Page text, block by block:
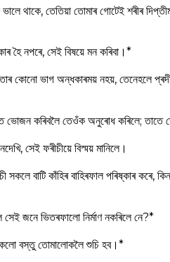
থাকে, তেতিয়া তোমাৰ গোটেই শৰীৰ
হৈ নপৰে, সেই বিষয়ে মন কৰিবা।*
কোনো ভাগ অন্ধকাৰময় নহয়, তেনেহলে
ভোজন কৰিবলৈ তেওঁক অনুৰোধ কৰিলে; তাতে
সেই ফৰীচীয়ে বিস্ময় মানিলে।
বাটি কাঁহিৰ বাহিৰফাল পৰিষ্কাৰ
সেই জনে ভিতৰফালো নির্মাণ নকৰিলে নে?*
বস্তু তোমালোকলৈ শুচি হব।*